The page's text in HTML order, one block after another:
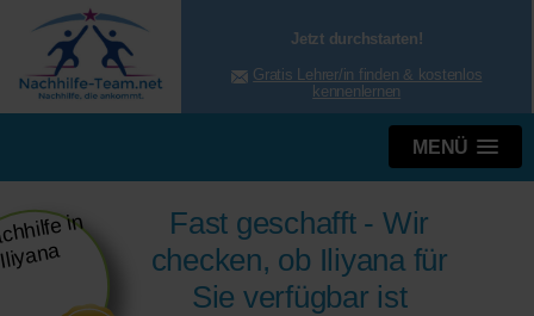
Jetzt durchstarten!
Gratis Lehrer/in finden & kostenlos
kennenlernen
MENÜ
Fast geschafft - Wir
checken, ob Iliyana für
Sie verfügbar ist